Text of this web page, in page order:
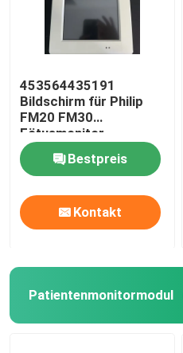
453564435191
Bildschirm für Philip
FM20 FM30
Fötusmonitor
Bestpreis
Kontakt
Patientenmonitormodul